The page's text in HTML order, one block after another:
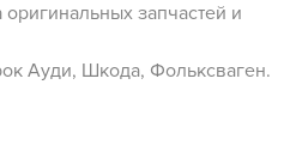
запчастей и
Ауди, Шкода, Фольксваген.